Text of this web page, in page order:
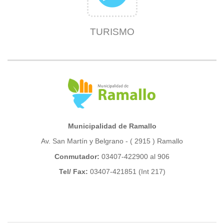
TURISMO
Municipalidad de Ramallo
Av. San Martín y Belgrano - ( 2915 ) Ramallo
Conmutador: 03407-422900 al 906
Tel/ Fax: 03407-421851 (Int 217)